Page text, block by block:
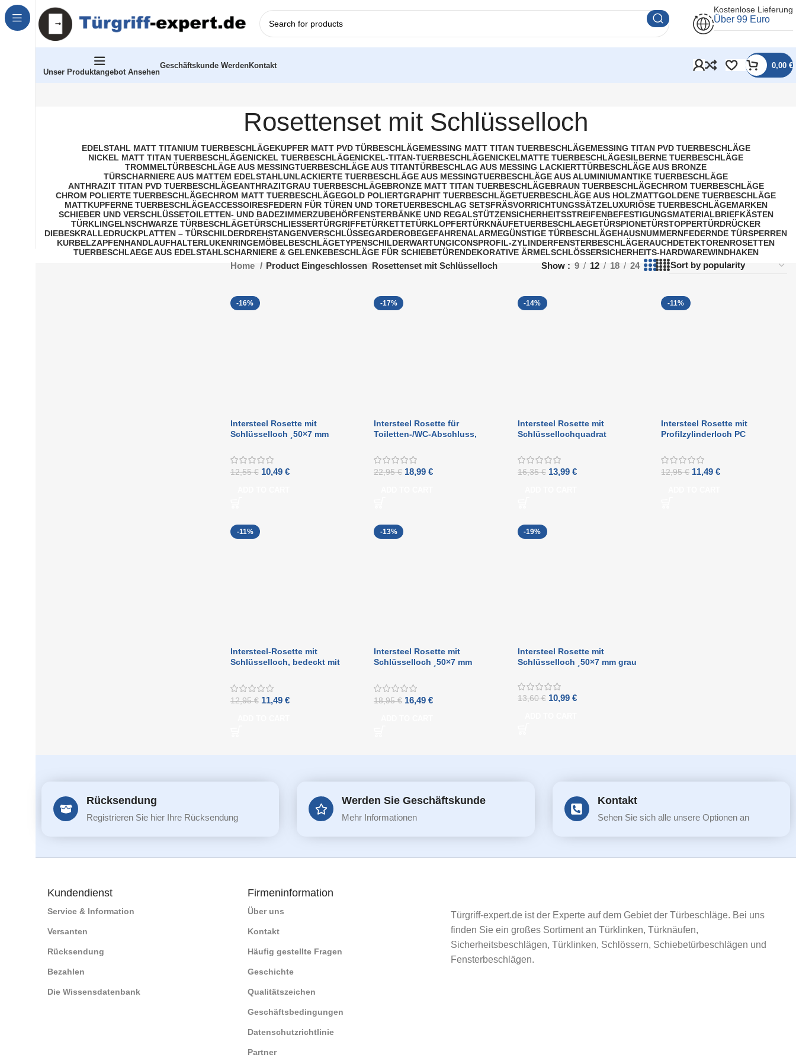
Kostenlose Lieferung
Über 99 Euro
Unser Produktangebot Ansehen
Geschäftskunde WerdenKontakt 0,00 €
Rosettenset mit Schlüsselloch
EDELSTAHL MATT TITANIUM TUERBESCHLÄGEKUPFER MATT PVD TÜRBESCHLÄGEMESSING MATT TITAN TUERBESCHLÄGEMESSING TITAN PVD TUERBESCHLÄGE
NICKEL MATT TITAN TUERBESCHLÄGENICKEL TUERBESCHLÄGENICKEL-TITAN-TUERBESCHLÄGENICKELMATTE TUERBESCHLÄGESILBERNE TUERBESCHLÄGE
TROMMELTÜRBESCHLÄGE AUS MESSINGTUERBESCHLÄGE AUS TITANTÜRBESCHLAG AUS MESSING LACKIERTTÜRBESCHLÄGE AUS BRONZE
TÜRSCHARNIERE AUS MATTEM EDELSTAHLUNLACKIERTE TUERBESCHLÄGE AUS MESSINGTUERBESCHLÄGE AUS ALUMINIUMANTIKE TUERBESCHLÄGE
ANTHRAZIT TITAN PVD TUERBESCHLÄGEANTHRAZITGRAU TUERBESCHLÄGEBRONZE MATT TITAN TUERBESCHLÄGEBRAUN TUERBESCHLÄGECHROM TUERBESCHLÄGE
CHROM POLIERTE TUERBESCHLÄGECHROM MATT TUERBESCHLÄGEGOLD POLIERTGRAPHIT TUERBESCHLÄGETUERBESCHLÄGE AUS HOLZMATTGOLDENE TUERBESCHLÄGE
MATTKUPFERNE TUERBESCHLÄGEACCESSOIRESFEDERN FÜR TÜREN UND TORETUERBESCHLAG SETSFRÄSVORRICHTUNGSSÄTZELUXURIÖSE TUERBESCHLÄGEMARKEN
SCHIEBER UND VERSCHLÜSSETOILETTEN- UND BADEZIMMERZUBEHÖRFENSTERBÄNKE UND REGALSTÜTZENSICHERHEITSSTREIFENBEFESTIGUNGSMATERIALBRIEFKÄSTEN
TÜRKLINGELNSCHWARZE TÜRBESCHLÄGETÜRSCHLIESSER TÜRGRIFFETÜRKETTETÜRKLOPFERTÜRKNÄUFETUERBESCHLAEGETÜRSPIONETÜRSTOPPERTÜRDRÜCKER
DIEBESKRALLEDRUCKPLATTEN – TÜRSCHILDERDREHSTANGENVERSCHLÜSSEGARDEROBEGEFAHRENALARMEGÜNSTIGE TÜRBESCHLÄGEHAUSNUMMERNFEDERNDE TÜRSPERREN
KURBELZAPFENHANDLAUFHALTERLUKENRINGEMÖBELBESCHLÄGETYPENSCHILDERWARTUNGICONSPROFIL-ZYLINDERFENSTERBESCHLÄGERAUCHDETEKTORENROSETTEN
TUERBESCHLAEGE AUS EDELSTAHLSCHARNIERE & GELENKEBESCHLÄGE FÜR SCHIEBETÜRENDEKORATIVE ÄRMELSCHLÖSSERSICHERHEITS-HARDWAREWINDHAKEN
Home Product Eingeschlossen Rosettenset mit Schlüsselloch Show 9 12 18 24
-16%
Intersteel Rosette mit
Schlüsselloch ¸50×7 mm
12,55€ 10,49 €
-17%
Intersteel Rosette für
Toiletten-/WC-Abschluss,
mattschwarz
22,95€ 18,99€
-14%
Intersteel Rosette mit
Schlüssellochquadrat
PVD
16,35€ 13,99 €
-11%
Intersteel Rosette mit
Profilzylinderloch PC
Laschen in mattschwarz
12,95€ 11,49€
-11%
Intersteel-Rosette mit
Schlüsselloch, bedeckt mit
Mattschwarz
12,95€ 11,49 €
-13%
Intersteel Rosette mit
Schlüsselloch ¸50×7 mm
18,95€ 16,49€
-19%
Intersteel Rosette mit
Schlüsselloch ¸50×7 mm grau
13,60€ 10,99 €
Rücksendung
Registrieren Sie hier Ihre Rücksendung
Werden Sie Geschäftskunde
Mehr Informationen
Kontakt
Sehen Sie sich alle unsere Optionen an
Kundendienst
Service & Information
Versanten
Rücksendung
Bezahlen
Die Wissensdatenbank
Firmeninformation
Über uns
Kontakt
Häufig gestellte Fragen
Geschichte
Qualitätszeichen
Geschäftsbedingungen
Datenschutzrichtlinie
Partner
Türgriff-expert.de ist der Experte auf dem Gebiet der Türbeschläge. Bei uns
finden Sie ein großes Sortiment an Türklinken, Türknäufen,
Sicherheitsbeschlägen, Türklinken, Schlössern, Schiebetürbeschlägen und
Fensterbeschlägen.